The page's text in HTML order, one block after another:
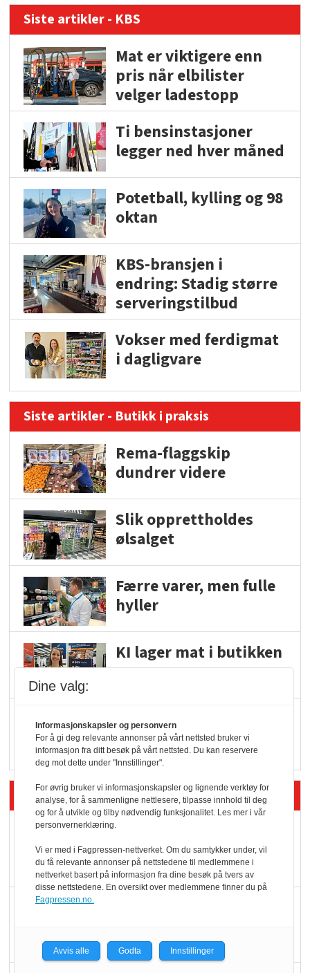
Siste artikler - KBS
Mat er viktigere enn
pris når elbilister
velger ladestopp
Ti bensinstasjoner
legger ned hver måned
Potetball, kylling og 98
oktan
KBS-bransjen i
endring: Stadig større
serveringstilbud
Vokser med ferdigmat
i dagligvare
Siste artikler - Butikk i praksis
Rema-flaggskip
dundrer videre
Slik opprettholdes
ølsalget
Færre varer, men fulle
hyller
KI lager mat i butikken
Q passerte 1 milliard i
Rema i 2025
Siste artikler - Økologisk
Kolonihagens norske
yoghurt: Trues av
melkemangel
hederspris
Dine valg:
Informasjonskapsler og personvern
For å gi deg relevante annonser på vårt nettsted bruker vi
informasjon fra ditt besøk på vårt nettsted. Du kan reservere
deg mot dette under "Innstillinger".
For øvrig bruker vi informasjonskapsler og lignende verktøy for
analyse, for å sammenligne nettlesere, tilpasse innhold til deg
og for å utvikle og tilby nødvendig funksjonalitet. Les mer i vår
personvernerklæring.
Vi er med i Fagpressen-nettverket. Om du samtykker under, vil
du få relevante annonser på nettstedene til medlemmene i
nettverket basert på informasjon fra dine besøk på tvers av
disse nettstedene. En oversikt over medlemmene finner du på
Fagpressen.no.
Avvis alle Godta Innstillinger